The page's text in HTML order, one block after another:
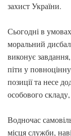
захист України.
Сьогодні в
моральний
виконує
піти у
позиції та несе
особового
Водночас
місця служби,